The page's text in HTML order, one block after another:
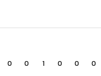
0 0 1 0 0 0